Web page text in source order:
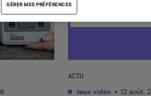
ACTU
Jeux vidéo • 12 août.
GÉRER MES PRÉFÉRENCES